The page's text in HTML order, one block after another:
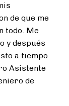
de que me
todo. Me
y después
a tiempo
Asistente
de